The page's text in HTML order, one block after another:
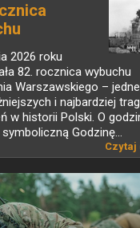
2026 roku
82. rocznica wybuchu
Warszawskiego –
i najbardziej
w historii Polski. O
symboliczną Godzinę...
Czytaj